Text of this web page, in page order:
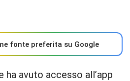
fonte preferita su Google
ha avuto accesso all’app